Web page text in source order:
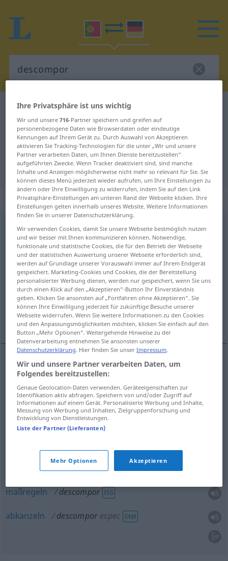
Portugiesisch-Deutsch Wörterbuch
Portugiesisch-Deutsch
Übersetzung für "descompor"
"descompor" Deutsch Übersetzung
„descompor“
descompor [dɨʃkõˈpor]
Übersicht aller Übersetzungen
(Für mehr Details die Übersetzung anklicken/antippen)
in Unordnung bringen, entstellen, verwirren,
entblößen
ausschimpfen, maßregeln, abkanzeln
Unordnungbringen descompor
entstellen descompor expressão
verwirren descomporespírito
ausschimpfen descompor de (≈ ralhar)
maßregeln descompor FIG
abkanzeln descompor espec FAM
Ihre Privatsphäre ist uns wichtig
Wir und unsere716-Partner speichern und greifen auf
personenbezogene Daten wie Browserdaten oder eindeutige
Kennungen auf Ihrem Gerät zu. Durch Auswahl von Akzeptieren
aktivieren Sie Tracking-Technologien für die unter „Wir und unsere
Partner verarbeiten Daten, um Ihnen Dienste bereitzustellen“
aufgeführten Zwecke. Wenn Tracker deaktiviert sind, sind manche
Inhalte und Anzeigen möglicherweise nicht mehr so relevant für Sie. Sie
können dieses Menü jederzeit wieder aufrufen, um Ihre Einstellungen zu
ändern oder Ihre Einwilligung zu widerrufen, indem Sie auf den Link
Privatsphäre-Einstellungen am unteren Rand der Webseite klicken. Ihre
Einstellungen gelten innerhalb unseres Website. Weitere Informationen
finden Sie in unserer Datenschutzerklärung.
Wir verwenden Cookies, damit Sie unsere Webseite bestmöglich nutzen
und wir besser mit Ihnen kommunizieren können. Notwendige,
funktionale und statistische Cookies, die für den Betrieb der Webseite
und der statistischen Auswertung unserer Webseite erforderlich sind,
werden auf Grundlage unserer Vorauswahl immer auf Ihrem Endgerät
gespeichert. Marketing-Cookies und Cookies, die der Bereitstellung
personalisierter Werbung dienen, werden nur gespeichert, wenn Sie uns
durch einen Klick auf den „Akzeptieren“-Button Ihr Einverständnis
geben. Klicken Sie ansonsten auf „Fortfahren ohne Akzeptieren“. Sie
können Ihre Einwilligung jederzeit für zukünftige Besuche unserer
Webseite widerrufen. Wenn Sie weitere Informationen zu den Cookies
und den Anpassungsmöglichkeiten möchten, klicken Sie einfach auf den
Button „Mehr Optionen“. Weitergehende Hinweise zu der
Datenverarbeitung entnehmen Sie ansonsten unserer
Datenschutzerklärung. Hier finden Sie unserImpressum.
Wir und unsere Partner verarbeiten Daten, um
Folgendes bereitzustellen:
Genaue Geolocation-Daten verwenden. Geräteeigenschaften zur
Identifikation aktiv abfragen. Speichern von und/oder Zugriff auf
Informationen auf einem Gerät. Personalisierte Werbung und Inhalte,
Messung von Werbung und Inhalten, Zielgruppenforschung und
Entwicklung von Dienstleistungen.
Liste der Partner (Lieferanten)
Mehr Optionen Akzeptieren